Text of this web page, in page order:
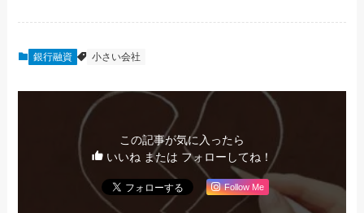
銀行融資 小さい会社
この記事が気に入ったら
いいね または フォローしてね！
Follow Me